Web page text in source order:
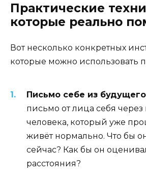
Практические
которые реально
Вот несколько конкретных
которые можно использовать
Письмо себе из
письмо от лица себя через
человека, который уже
живёт нормально. Что бы
сейчас? Как бы он
расстояния?